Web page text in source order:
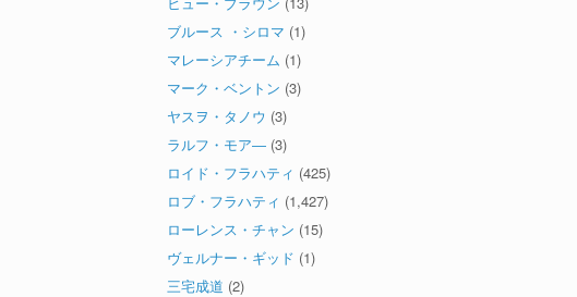
ブルース ・シロマ (1)
マレーシアチーム (1)
マーク・ベントン (3)
ヤスヲ・タノウ (3)
ラルフ・モア― (3)
ロイド・フラハティ (425)
ロブ・フラハティ (1,427)
ローレンス・チャン (15)
ヴェルナー・ギッド (1)
三宅成道 (2)